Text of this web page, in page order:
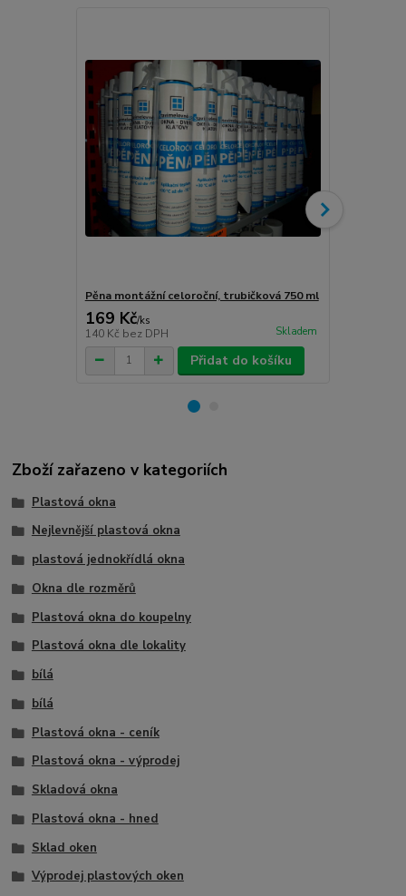
Pěna montážní celoroční, trubičková 750 ml
169 Kč/ks
140 Kč bez DPH Skladem
Přidat do košíku
Zboží zařazeno v kategoriích
Plastová okna
Nejlevnější plastová okna
plastová jednokřídlá okna
Okna dle rozměrů
Plastová okna do koupelny
Plastová okna dle lokality
bílá
bílá
Plastová okna - ceník
Plastová okna - výprodej
Skladová okna
Plastová okna - hned
Sklad oken
Výprodej plastových oken